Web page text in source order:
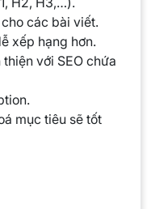
các bài viết.
xếp hạng hơn.
với SEO chứa
mục tiêu sẽ tốt